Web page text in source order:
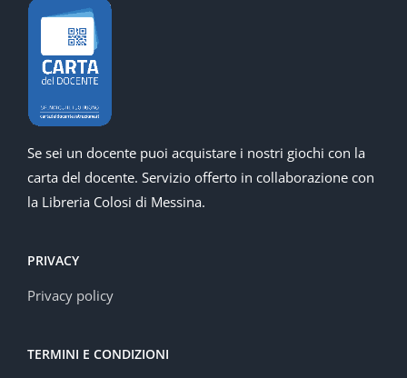
Se sei un docente puoi acquistare i nostri giochi con la
carta del docente. Servizio offerto in collaborazione con
la Libreria Colosi di Messina.
PRIVACY
Privacy policy
TERMINI E CONDIZIONI